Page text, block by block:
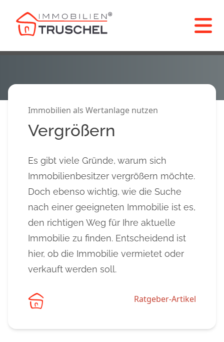
Immobilien als Wertanlage nutzen
Vergrößern
Es gibt viele Gründe, warum sich
Immobilienbesitzer vergrößern möchte.
Doch ebenso wichtig, wie die Suche
nach einer geeigneten Immobilie ist es,
den richtigen Weg für Ihre aktuelle
Immobilie zu finden. Entscheidend ist
hier, ob die Immobilie vermietet oder
verkauft werden soll.
Ratgeber-Artikel